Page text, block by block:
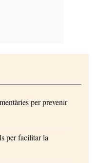
per prevenir
per facilitar la